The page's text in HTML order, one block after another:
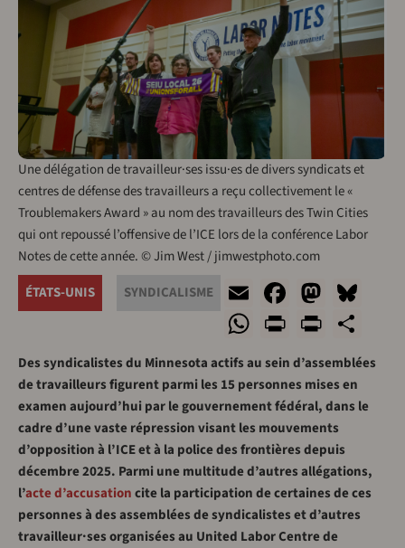
Une délégation de travailleur·ses issu·es de divers syndicats et
centres de défense des travailleurs a reçu collectivement le «
Troublemakers Award » au nom des travailleurs des Twin Cities
qui ont repoussé l’offensive de l’ICE lors de la conférence Labor
Notes de cette année. © Jim West / jimwestphoto.com
ÉTATS-UNIS
SYNDICALISME EmailFacebook
WhatsApp
Print
Des syndicalistes du Minnesota actifs au sein d’assemblées
de travailleurs figurent parmi les 15 personnes mises en
examen aujourd’hui par le gouvernement fédéral, dans le
cadre d’une vaste répression visant les mouvements
d’opposition à l’ICE et à la police des frontières depuis
décembre 2025. Parmi une multitude d’autres allégations,
l’acte d’accusationcite la participation de certaines de ces
personnes à des assemblées de syndicalistes et d’autres
travailleur·ses organisées au United Labor Centre de